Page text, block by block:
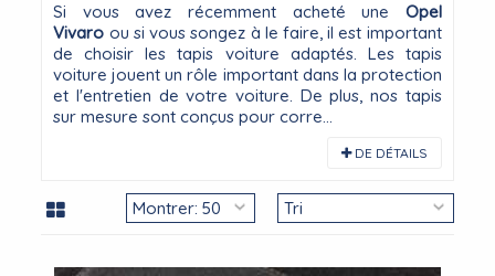
Si vous avez récemment acheté une Opel
Vivaro ou si vous songez à le faire, il est important
de choisir les tapis voiture adaptés. Les tapis
voiture jouent un rôle important dans la protection
et l'entretien de votre voiture. De plus, nos tapis
sur mesure sont conçus pour corre...
DE DÉTAILS